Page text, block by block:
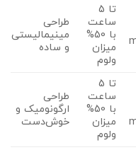
تا 5
ساعت
با 50%
میزان
ولوم
طراحی
مینیمالیستی
و ساده
تا 5
ساعت
با 50%
میزان
ولوم
طراحی
ارگونومیک و
خوش‌دست